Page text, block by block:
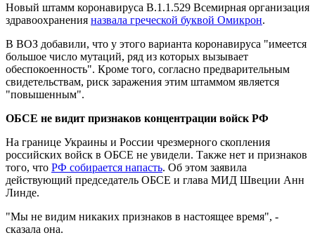
Новый штамм коронавируса B.1.1.529 Всемирная организация
здравоохранения назвала греческой буквой Омикрон.
В ВОЗ добавили, что у этого варианта коронавируса "имеется
большое число мутаций, ряд из которых вызывает
обеспокоенность". Кроме того, согласно предварительным
свидетельствам, риск заражения этим штаммом является
"повышенным".
ОБСЕ не видит признаков концентрации войск РФ
На границе Украины и России чрезмерного скопления
российских войск в ОБСЕ не увидели. Также нет и признаков
того, что РФ собирается напасть. Об этом заявила
действующий председатель ОБСЕ и глава МИД Швеции Анн
Линде.
"Мы не видим никаких признаков в настоящее время", -
сказала она.